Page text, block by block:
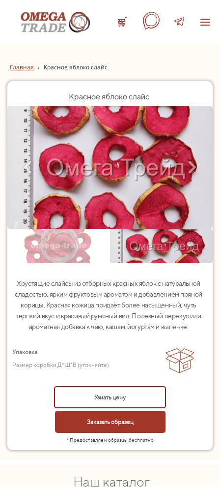
Главная › Красное яблоко слайс
Красное яблоко слайс
Хрустящие слайсы из отборных красных яблок с натуральной
сладостью, ярким фруктовым ароматом и добавлением пряной
корицы. Красная кожица придаёт более насыщенный, чуть
терпкий вкус и красивый румяный вид. Полезный перекус или
ароматная добавка к чаю, кашам, йогуртам и выпечке.
Упаковка
Размер коробки Д*Ш*В (уточняйте)
Узнать цену
Заказать образец
* Предоставляем образцы бесплатно
Наш каталог